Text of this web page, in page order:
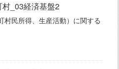
_03経済基盤2
村民所得、生産活動）に関する